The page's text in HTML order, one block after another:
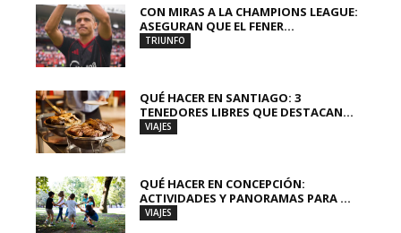
CON MIRAS A LA CHAMPIONS LEAGUE:
ASEGURAN QUE EL FENER...
TRIUNFO
QUÉ HACER EN SANTIAGO: 3
TENEDORES LIBRES QUE DESTACAN...
VIAJES
QUÉ HACER EN CONCEPCIÓN:
ACTIVIDADES Y PANORAMAS PARA ...
VIAJES